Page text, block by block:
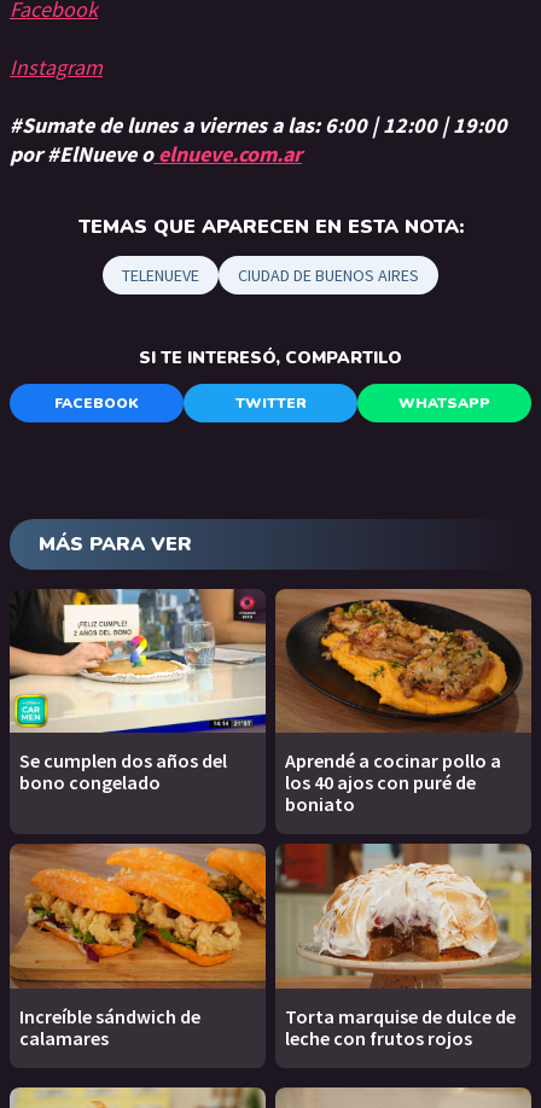
Facebook
Instagram
#Sumate de lunes a viernes a las: 6:00 | 12:00 | 19:00
por #ElNueve o elnueve.com.ar
TEMAS QUE APARECEN EN ESTA NOTA:
TELENUEVE CIUDAD DE BUENOS AIRES
SI TE INTERESÓ, COMPARTILO
FACEBOOK TWITTER WHATSAPP
MÁS PARA VER
Se cumplen dos años del
bono congelado
Aprendé a cocinar pollo a
los 40 ajos con puré de
boniato
Increíble sándwich de
calamares
Torta marquise de dulce de
leche con frutos rojos